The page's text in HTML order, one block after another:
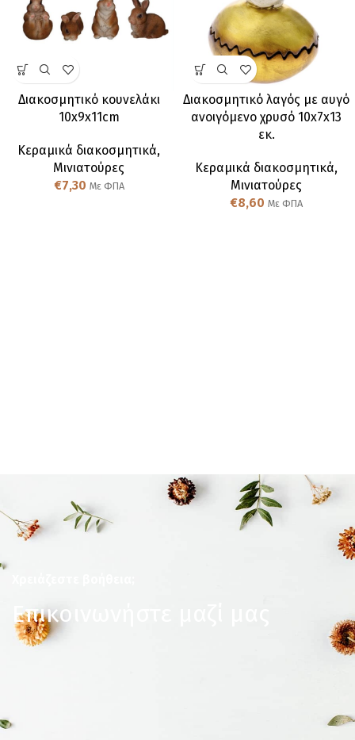
Διακοσμητικό κουνελάκι
10x9x11cm
Κεραμικά διακοσμητικά,
Μινιατούρες
€7,30 Με ΦΠΑ
Διακοσμητικό λαγός με αυγό
ανοιγόμενο χρυσό 10x7x13
εκ.
Κεραμικά διακοσμητικά,
Μινιατούρες
€8,60 Με ΦΠΑ
Επικοινωνήστε μαζί μας